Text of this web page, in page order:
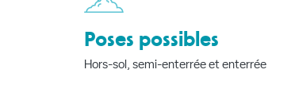
Poses possibles
Hors-sol, semi-enterrée et enterrée